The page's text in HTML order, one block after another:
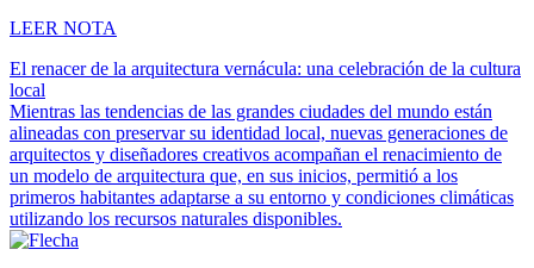
LEER NOTA
El renacer de la arquitectura vernácula: una celebración de la cultura
local
Mientras las tendencias de las grandes ciudades del mundo están
alineadas con preservar su identidad local, nuevas generaciones de
arquitectos y diseñadores creativos acompañan el renacimiento de
un modelo de arquitectura que, en sus inicios, permitió a los
primeros habitantes adaptarse a su entorno y condiciones climáticas
utilizando los recursos naturales disponibles.